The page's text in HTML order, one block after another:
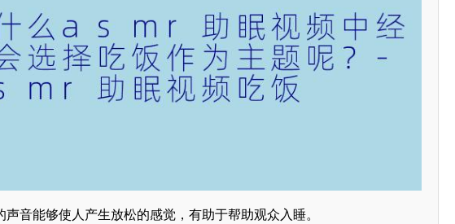
声音能够使人产生放松的感觉，有助于帮助观众入睡。